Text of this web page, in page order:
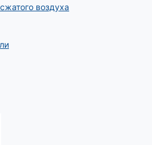
воздуха